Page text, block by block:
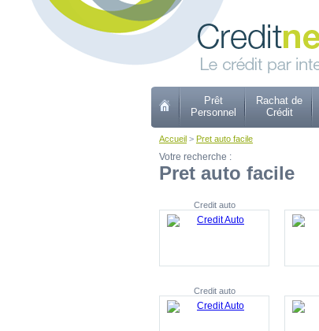
Prêt
Personnel
Rachat de
Crédit
Accueil > Pret auto facile
Votre recherche :
Pret auto facile
Credit auto
Credit auto